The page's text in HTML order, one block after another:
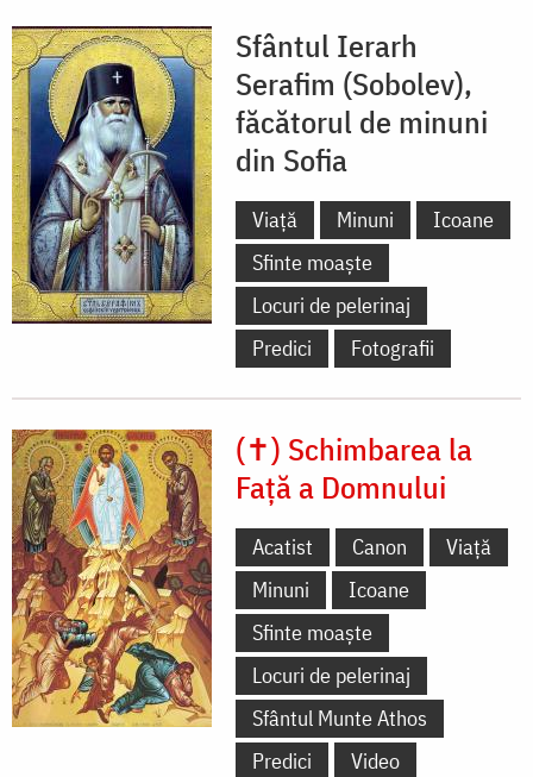
Sfântul Ierarh
Serafim (Sobolev),
făcătorul de minuni
din Sofia
Viață Minuni
Icoane
Sfinte moaște
Locuri de pelerinaj
Predici
Fotografii
(✝) Schimbarea la
Față a Domnului
Acatist Canon
Viață
Minuni
Icoane
Sfinte moaște
Locuri de pelerinaj
Sfântul Munte Athos
Predici
Video